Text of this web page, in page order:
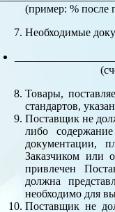
(пример: % после
Необходимые
(счет-фактура
Товары,
стандартов,
Поставщик не
либо
документации,
Заказчиком или
привлечен
должна
необходимо для
Поставщик не